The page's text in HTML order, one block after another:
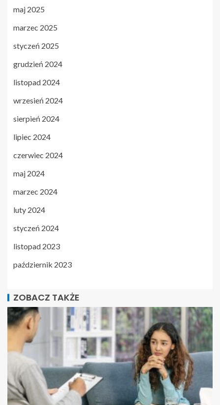
maj 2025
marzec 2025
styczeń 2025
grudzień 2024
listopad 2024
wrzesień 2024
sierpień 2024
lipiec 2024
czerwiec 2024
maj 2024
marzec 2024
luty 2024
styczeń 2024
listopad 2023
październik 2023
ZOBACZ TAKŻE